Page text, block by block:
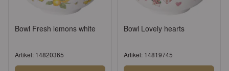
Bowl Fresh lemons white
Artikel: 14820365
Bowl Lovely hearts
Artikel: 14819745